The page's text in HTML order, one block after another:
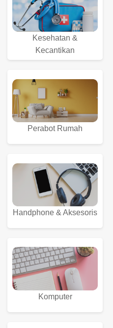
Kesehatan &
Kecantikan
Perabot Rumah
Handphone & Aksesoris
Komputer